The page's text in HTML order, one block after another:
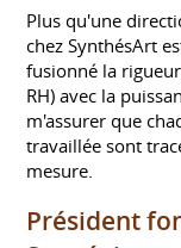
Plus qu'une
chez SynthésArt
fusionné la
RH) avec la
m'assurer que
travaillée sont
mesure.
Président